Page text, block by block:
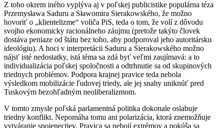
Z toho okrem iného vyplýva aj v poľskej publicistike populárna téza
Przemysława Saduru a Sławomira Sierakowského, že možno
hovoriť o „klientelizme“ voliča PiS, teda o tom, že volí z dôvodu
svojho ekonomicky racionálneho záujmu (pretože takýto človek
dostáva peniaze od štátu bez toho, aby podporoval jeho autoritársku
ideológiu). A hoci v interpretácii Saduru a Sierakowského možno
nájsť isté nedostatky, istá téma sa zdá byť veľmi zaujímavá: a to
individualizácia poľskej spoločnosti a odtrhnutie sa od skupinových
triednych problémov. Podpora krajnej pravice teda nebola
výsledkom mobilizácie ľudovej triedy, ale jej snahy uniknúť pred
Tuskovým bezohľadným neoliberalizmom.
V tomto zmysle poľská parlamentná politika dokonale oslabuje
triedny konflikt. Nepomáha tomu ani polarizácia, ktorá znemožňuje
vytváranie spojenectiev. Pravica sa nebojí extrémov a pokúša sa